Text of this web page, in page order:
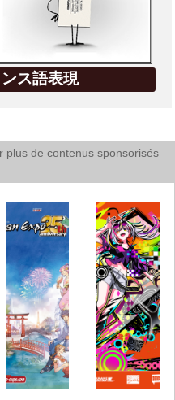
ス語表現
plus de contenus sponsorisés